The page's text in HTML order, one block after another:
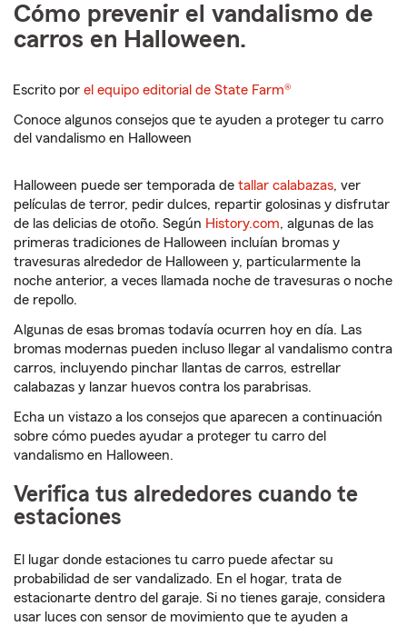
Cómo prevenir el vandalismo de
carros en Halloween.
Escrito porel equipo editorial de State Farm®
Conoce algunos consejos que te ayuden a proteger tu carro
del vandalismo en Halloween
Halloween puede ser temporada de tallar calabazas, ver
películas de terror, pedir dulces, repartir golosinas y disfrutar
de las delicias de otoño. Según History.com, algunas de las
primeras tradiciones de Halloween incluían bromas y
travesuras alrededor de Halloween y, particularmente la
noche anterior, a veces llamada noche de travesuras o noche
de repollo.
Algunas de esas bromas todavía ocurren hoy en día. Las
bromas modernas pueden incluso llegar al vandalismo contra
carros, incluyendo pinchar llantas de carros, estrellar
calabazas y lanzar huevos contra los parabrisas.
Echa un vistazo a los consejos que aparecen a continuación
sobre cómo puedes ayudar a proteger tu carro del
vandalismo en Halloween.
Verifica tus alrededores cuando te
estaciones
El lugar donde estaciones tu carro puede afectar su
probabilidad de ser vandalizado. En el hogar, trata de
estacionarte dentro del garaje. Si no tienes garaje, considera
usar luces con sensor de movimiento que te ayuden a